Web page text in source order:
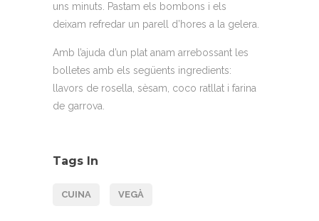
uns minuts. Pastam els bombons i els
deixam refredar un parell d’hores a la gelera.
Amb l’ajuda d’un plat anam arrebossant les
bolletes amb els següents ingredients:
llavors de rosella, sèsam, coco ratllat i farina
de garrova.
Tags In
CUINA VEGÀ